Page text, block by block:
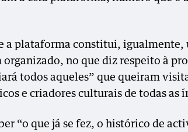
a plataforma constitui, igualmente,
no que diz respeito à
todos aqueles” que queiram
e criadores culturais de todas as
“o que já se fez, o histórico de